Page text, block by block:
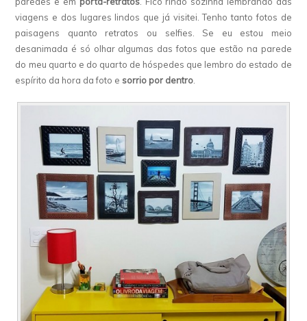
viagens e dos lugares lindos que já visitei. Tenho tanto fotos de
paisagens quanto retratos ou selfies. Se eu estou meio
desanimada é só olhar algumas das fotos que estão na parede
do meu quarto e do quarto de hóspedes que lembro do estado de
espírito da hora da foto esorrio por dentro